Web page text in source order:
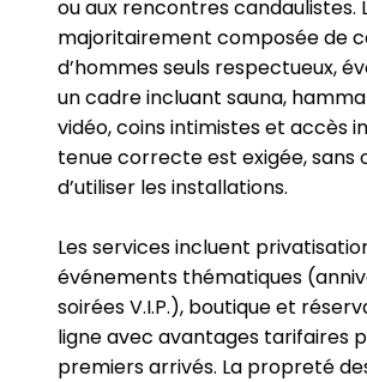
ou aux rencontres candaulistes.
majoritairement composée de
d’hommes seuls respectueux,
un cadre incluant sauna,
vidéo, coins intimistes et accès
tenue correcte est exigée, sans
d’utiliser les installations.
Les services incluent
événements thématiques
soirées V.I.P.), boutique et
ligne avec avantages tarifaires
premiers arrivés. La propreté